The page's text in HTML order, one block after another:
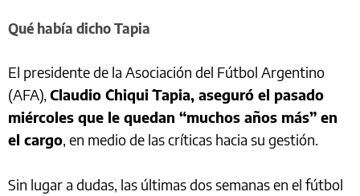
Qué había dicho Tapia
El presidente de la Asociación del Fútbol Argentino
(AFA), Claudio ´Chiqui´ Tapia, aseguró el pasado
miércoles que le quedan “muchos años más” en
el cargo, en medio de las críticas hacia su gestión.
Sin lugar a dudas, las últimas dos semanas en el fútbol